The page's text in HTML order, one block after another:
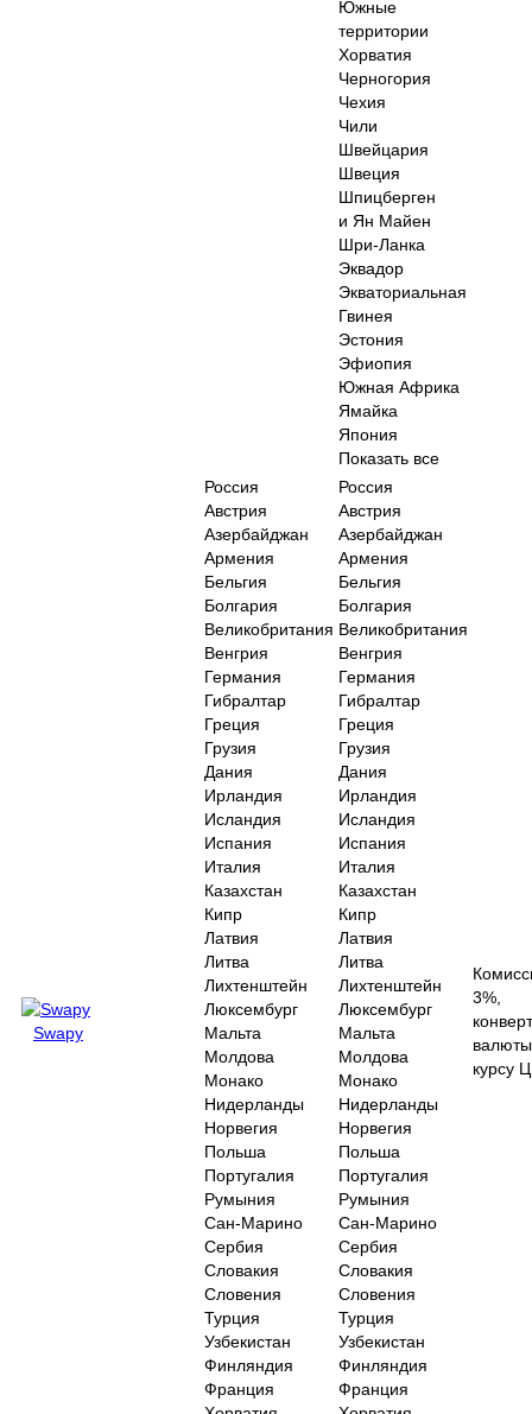
Южные
территории
Хорватия
Черногория
Чехия
Чили
Швейцария
Швеция
Шпицберген
и Ян Майен
Шри-Ланка
Эквадор
Экваториальная
Гвинея
Эстония
Эфиопия
Южная Африка
Ямайка
Япония
Показать все
Swapy
Россия
Австрия
Азербайджан
Армения
Бельгия
Болгария
Великобритания
Венгрия
Германия
Гибралтар
Греция
Грузия
Дания
Ирландия
Исландия
Испания
Италия
Казахстан
Кипр
Латвия
Литва
Лихтенштейн
Люксембург
Мальта
Молдова
Монако
Нидерланды
Норвегия
Польша
Португалия
Румыния
Сан-Марино
Сербия
Словакия
Словения
Турция
Узбекистан
Финляндия
Франция
Россия
Австрия
Азербайджан
Армения
Бельгия
Болгария
Великобритания
Венгрия
Германия
Гибралтар
Греция
Грузия
Дания
Ирландия
Исландия
Испания
Италия
Казахстан
Кипр
Латвия
Литва
Лихтенштейн
Люксембург
Мальта
Молдова
Монако
Нидерланды
Норвегия
Польша
Португалия
Румыния
Сан-Марино
Сербия
Словакия
Словения
Турция
Узбекистан
Финляндия
Франция
3%,
курсу